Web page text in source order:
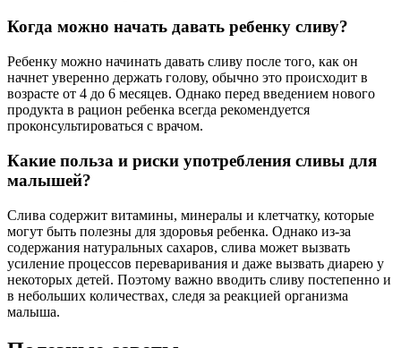
Когда можно начать давать ребенку сливу?
Ребенку можно начинать давать сливу после того, как он
начнет уверенно держать голову, обычно это происходит в
возрасте от 4 до 6 месяцев. Однако перед введением нового
продукта в рацион ребенка всегда рекомендуется
проконсультироваться с врачом.
Какие польза и риски употребления сливы для
малышей?
Слива содержит витамины, минералы и клетчатку, которые
могут быть полезны для здоровья ребенка. Однако из-за
содержания натуральных сахаров, слива может вызвать
усиление процессов переваривания и даже вызвать диарею у
некоторых детей. Поэтому важно вводить сливу постепенно и
в небольших количествах, следя за реакцией организма
малыша.